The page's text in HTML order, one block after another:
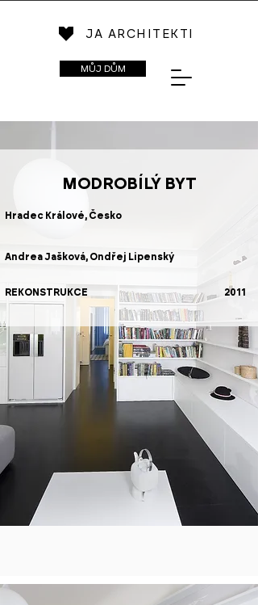
JA ARCHITEKTI
MŮJ DŮM
MODROBÍLÝ BYT
Hradec Králové, Česko
Andrea Jašková, Ondřej Lipenský
REKONSTRUKCE 2011